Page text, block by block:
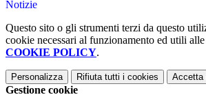
Notizie
Questo sito o gli strumenti terzi da questo
cookie necessari al funzionamento ed utili
COOKIE POLICY.
Personalizza Rifiuta tutti i cookies Accetta
Gestione cookie